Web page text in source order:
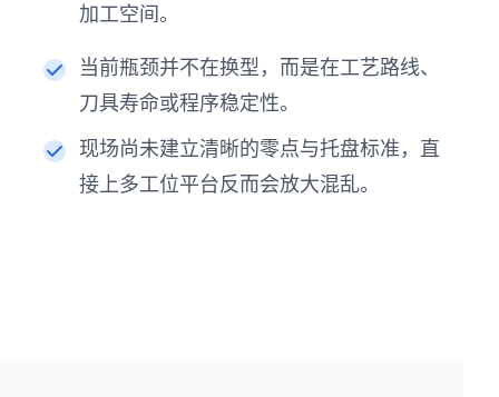
加工空间。
当前瓶颈并不在换型，而是在工艺路线、
刀具寿命或程序稳定性。
现场尚未建立清晰的零点与托盘标准，直
接上多工位平台反而会放大混乱。